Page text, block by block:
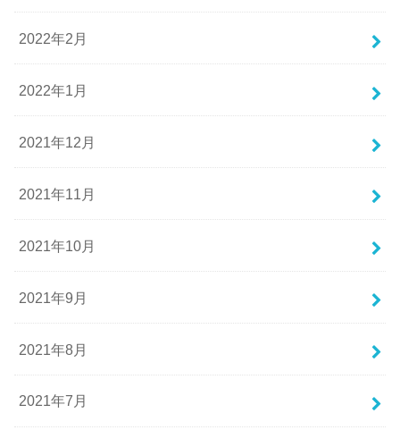
2022年2月
2022年1月
2021年12月
2021年11月
2021年10月
2021年9月
2021年8月
2021年7月